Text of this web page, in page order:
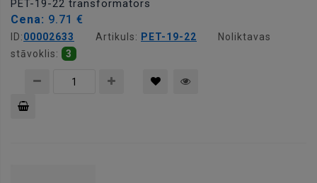
PET-19-22 transformators
Cena: 9.71 €
ID:00002633 Artikuls: PET-19-22
Noliktavas
stāvoklis:
3